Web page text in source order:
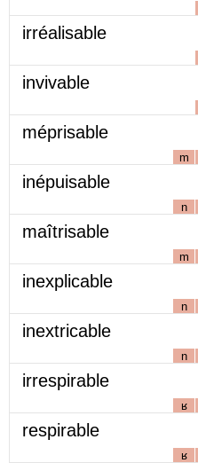
irréalisable
invivable
méprisable
m
inépuisable
n
maîtrisable
m
inexplicable
n
inextricable
n
irrespirable
ʁ
respirable
ʁ